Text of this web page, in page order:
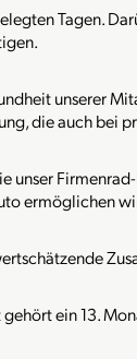
Tagen.
unserer
die auch bei
ermöglichen
ein 13.